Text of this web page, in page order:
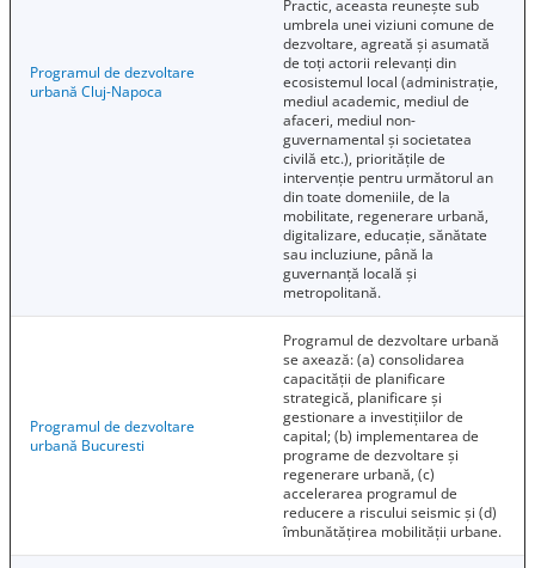
Programul de dezvoltare
urbană Cluj-Napoca
Practic, aceasta reunește sub
umbrela unei viziuni comune de
dezvoltare, agreată și asumată
de toți actorii relevanți din
ecosistemul local (administrație,
mediul academic, mediul de
afaceri, mediul non-
guvernamental și societatea
civilă etc.), prioritățile de
intervenție pentru următorul an
din toate domeniile, de la
mobilitate, regenerare urbană,
digitalizare, educație, sănătate
sau incluziune, până la
guvernanță locală și
metropolitană.
Programul de dezvoltare
urbană Bucuresti
Programul de dezvoltare urbană
se axează: (a) consolidarea
capacității de planificare
strategică, planificare și
gestionare a investițiilor de
capital; (b) implementarea de
programe de dezvoltare și
regenerare urbană, (c)
accelerarea programul de
reducere a riscului seismic și (d)
îmbunătățirea mobilității urbane.